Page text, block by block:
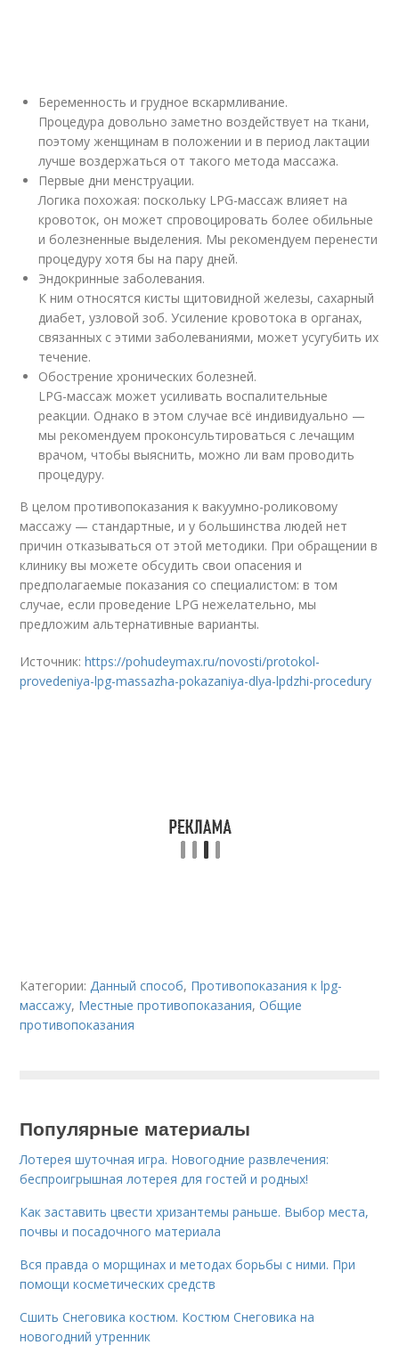
Беременность и грудное вскармливание.
Процедура довольно заметно воздействует на ткани,
поэтому женщинам в положении и в период лактации
лучше воздержаться от такого метода массажа.
Первые дни менструации.
Логика похожая: поскольку LPG-массаж влияет на
кровоток, он может спровоцировать более обильные
и болезненные выделения. Мы рекомендуем перенести
процедуру хотя бы на пару дней.
Эндокринные заболевания.
К ним относятся кисты щитовидной железы, сахарный
диабет, узловой зоб. Усиление кровотока в органах,
связанных с этими заболеваниями, может усугубить их
течение.
Обострение хронических болезней.
LPG-массаж может усиливать воспалительные
реакции. Однако в этом случае всё индивидуально —
мы рекомендуем проконсультироваться с лечащим
врачом, чтобы выяснить, можно ли вам проводить
процедуру.
В целом противопоказания к вакуумно-роликовому
массажу — стандартные, и у большинства людей нет
причин отказываться от этой методики. При обращении в
клинику вы можете обсудить свои опасения и
предполагаемые показания со специалистом: в том
случае, если проведение LPG нежелательно, мы
предложим альтернативные варианты.
Источник:https://pohudeymax.ru/novosti/protokol-
provedeniya-lpg-massazha-pokazaniya-dlya-lpdzhi-procedury
Категории:Данный способ, Противопоказания к lpg-
массажу, Местные противопоказания,Общие
противопоказания
Популярные материалы
Лотерея шуточная игра. Новогодние развлечения:
беспроигрышная лотерея для гостей и родных!
Как заставить цвести хризантемы раньше. Выбор места,
почвы и посадочного материала
Вся правда о морщинах и методах борьбы с ними. При
помощи косметических средств
Сшить Снеговика костюм. Костюм Снеговика на
новогодний утренник